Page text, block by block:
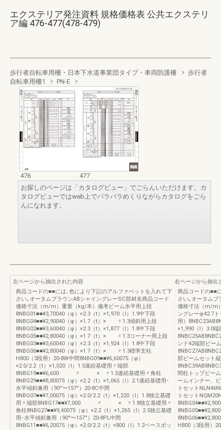
エクステリア発注資料 規格価格表 公共エクステリ
ア編 476-477(478-479)
歩行者自転車用柵・日本下水道事業団タイプ・車両防護柵
歩行者
自転車用柵1
PN-E
476
477
お探しのページは「カタログビュー」でごらんいただけます。カ
タログビューではweb上でパラパラめくりながらカタログをごら
んになれます。
左ページから抽出された内容
商品コードの■■には､色により下記のアルファベットを入れて下
さい｡オータムブラウンABシャイングレーSC部材名商品コード
価格寸法（m/m）重量（kg/本）備考ビーム水平用上段
8NBG01■■¥3,70040（φ）×2.3（t）×1,970（l）1.9中下段
8NBG04■■¥2,90040（φ）×1.7（t）× 〃1.3傾斜用上段
8NBG02■■¥3,60040（φ）×2.3（t）×1,877（l）1.8中下段
8NBG05■■¥2,80040（φ）×1.7（t）× 〃1.3コーナー用上段
8NBG03■■¥3,60040（φ）×2.3（t）×1,924（l）1.8中下段
8NBG06■■¥2,80040（φ）×1.7（t）× 〃1.3標準支柱
H800（3段用）20‐8W中間8NBG09■■¥6,60075（φ）
×2.0/2.2（t）×1,020（l）1.5連続基礎用〃端部
8NBG19■■¥6,600 〃 × 〃1.5連続基礎用〃角柱
8NBG29■■¥8,80075（φ）×2.2（t）×1,065（l）2.1連続基礎用･
水平傾斜兼用（90°〜157°）20‐8C中間
8NBG07■■¥7,00075（φ）×2.0/2.2（t）×1,220（l）1.8独立基礎
用〃端部8NBG17■■¥7,000 〃 × 〃1.8独立基礎用〃
角柱8NBG27■■¥9,40075（φ）×2.2（t）×1,265（l）2.5独立基礎
用･水平傾斜兼用（90°〜157°）20‐8PL中間
8NBG11■■¥6,20075（φ）×2.0/2.2（t）×800（l）1.2ベースボッ
右ページから抽出
商品コードの■■
さい｡オータムブ
価格寸法（m/m
ングレーφ42.7ト
用）
×1,990（l）3.0端
ンド42端部ビー
部ビームセット
間柱トップビー
ームインナー、
トセット
トセット
H800（3段用）